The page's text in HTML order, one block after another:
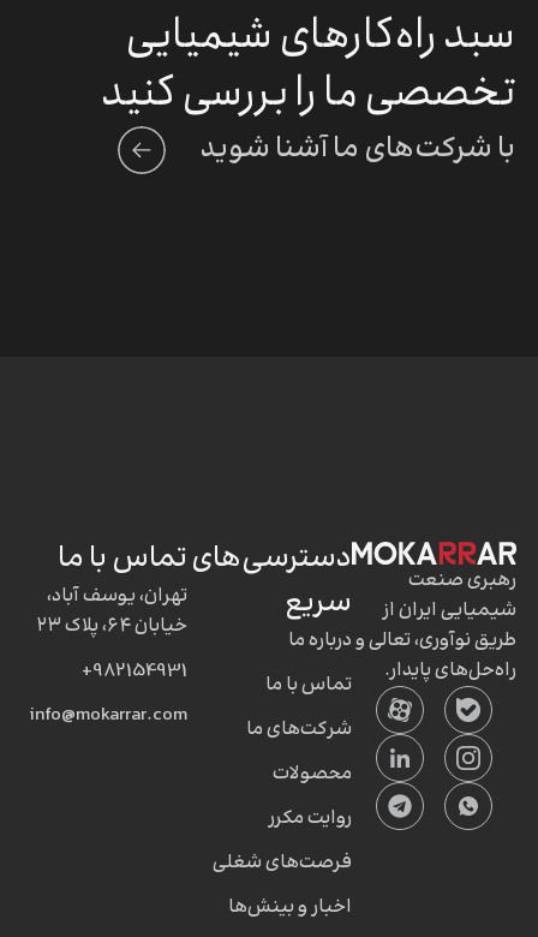
سبد راه‌کارهای شیمیایی
تخصصی ما را بررسی کنید
با شرکت‌های ما آشنا شوید
رهبری صنعت
شیمیایی ایران از
طریق نوآوری، تعالی و
راه‌حل‌های پایدار.
دسترسی‌های
سریع
درباره ما
تماس با ما
شرکت‌های ما
محصولات
روایت مکرر
فرصت‌های شغلی
اخبار و بینش‌ها
تماس با ما
تهران، یوسف آباد،
خیابان ۶۴، پلاک ۲۳
982154931+
info@mokarrar.com